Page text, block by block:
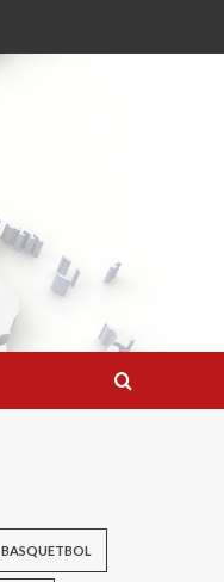
BASQUETBOL